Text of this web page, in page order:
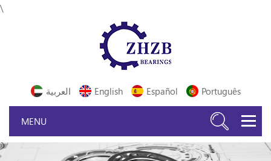
\
العربية English Español Português